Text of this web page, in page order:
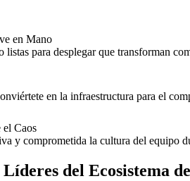
en Mano
para desplegar que transforman
en la infraestructura para el
Caos
y comprometida la cultura del equipo
del Ecosistema